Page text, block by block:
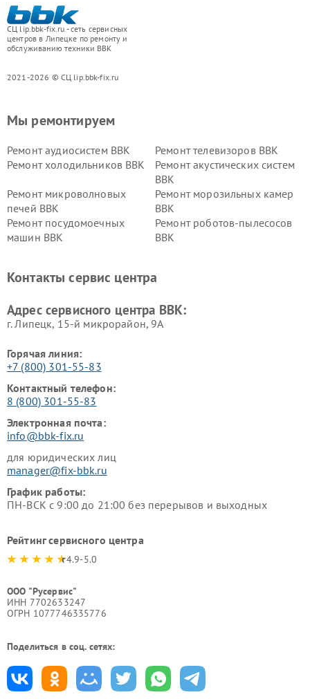
СЦ lip.bbk-fix.ru - сеть сервисных
центров в Липецке по ремонту и
обслуживанию техники BBK
2021-2026 © СЦ lip.bbk-fix.ru
Мы ремонтируем
Ремонт аудиосистем BBK
Ремонт телевизоров BBK
Ремонт холодильников BBK
Ремонт акустических систем
BBK
Ремонт микроволновых
печей BBK
Ремонт морозильных камер
BBK
Ремонт посудомоечных
машин BBK
Ремонт роботов-пылесосов
BBK
Ремонт винных шкафов BBK
Контакты сервис центра
Адрес сервисного центра BBK:
г. Липецк, 15-й микрорайон, 9А
Горячая линия:
+7 (800) 301-55-83
Контактный телефон:
8 (800) 301-55-83
Электронная почта:
info@bbk-fix.ru
для юридических лиц
manager@fix-bbk.ru
График работы:
ПН-ВСК с 9:00 до 21:00 без перерывов и выходных
Рейтинг сервисного центра
4.9-5.0
ООО "Русервис"
ИНН 7702633247
ОГРН 1077746335776
Поделиться в соц. сетях: